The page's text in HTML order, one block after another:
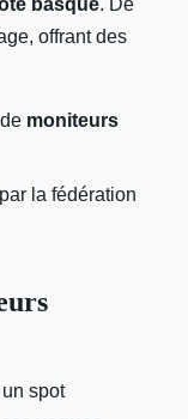
basque. De
offrant des
moniteurs
la fédération
spot